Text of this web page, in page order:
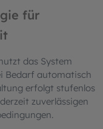
für
das System
Bedarf automatisch
erfolgt stufenlos
zuverlässigen